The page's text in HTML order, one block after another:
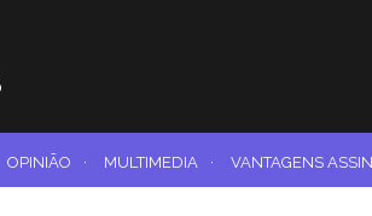
OPINIÃO · MULTIMEDIA · VANTAGENS